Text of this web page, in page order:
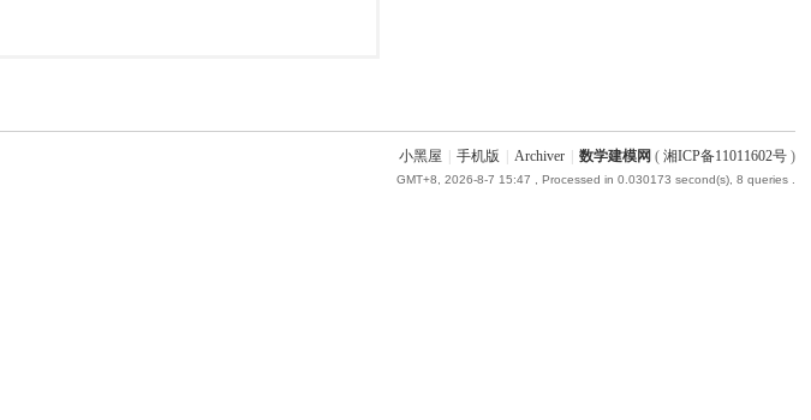
小黑屋 手机版 Archiver 数学建模网 ( 湘ICP备11011602号)
GMT+8, 2026-8-7 15:47 , Processed in 0.030173 second(s), 8 queries .